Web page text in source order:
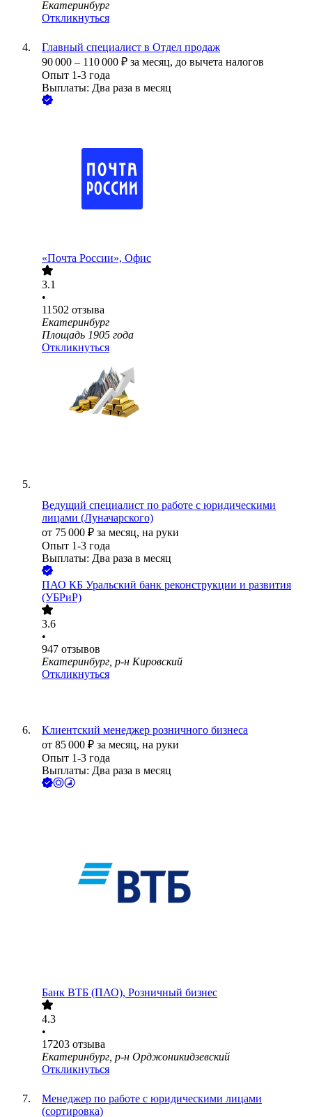
Екатеринбург
Откликнуться
Главный специалист в Отдел продаж
90 000 – 110 000 ₽ за месяц, до вычета налогов
Опыт 1-3 года
Выплаты: Два раза в месяц
«Почта России», Офис
3.1
•
11502 отзыва
Екатеринбург
Площадь 1905 года
Откликнуться
Ведущий специалист по работе с юридическими
лицами (Луначарского)
от 75 000 ₽ за месяц, на руки
Опыт 1-3 года
Выплаты: Два раза в месяц
ПАО КБ Уральский банк реконструкции и развития
(УБРиР)
3.6
•
947 отзывов
Екатеринбург, р-н Кировский
Откликнуться
Клиентский менеджер розничного бизнеса
от 85 000 ₽ за месяц, на руки
Опыт 1-3 года
Выплаты: Два раза в месяц
Банк ВТБ (ПАО), Розничный бизнес
4.3
•
17203 отзыва
Екатеринбург, р-н Орджоникидзевский
Откликнуться
Менеджер по работе с юридическими лицами
(сортировка)